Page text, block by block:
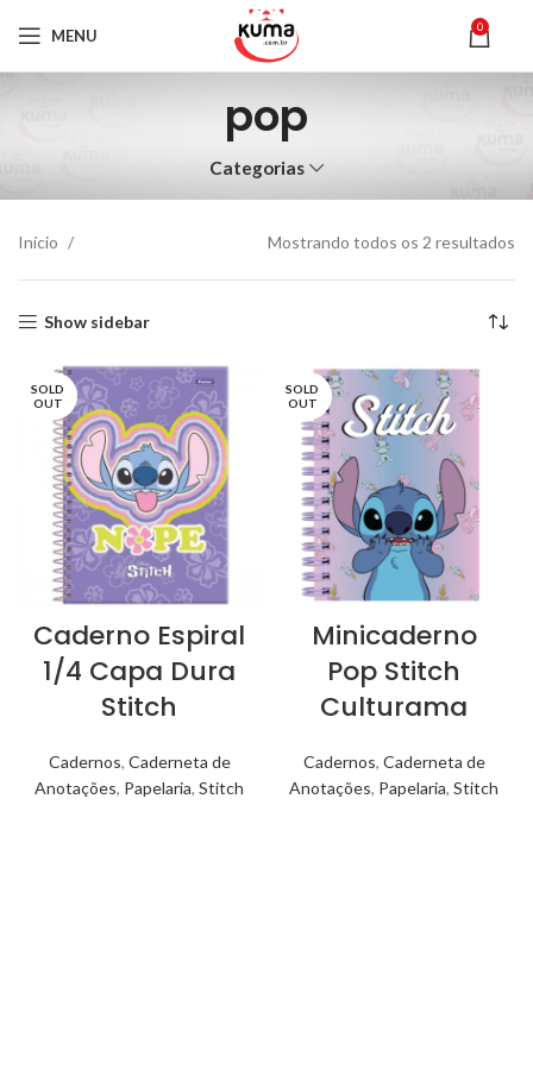
MENU 0
pop
Categorias
Início Mostrando todos os 2 resultados
Show sidebar
SOLD
OUT
Caderno Espiral
1/4 Capa Dura
Stitch
Cadernos, Caderneta de
Anotações, Papelaria, Stitch
SOLD
OUT
Minicaderno
Pop Stitch
Culturama
Cadernos, Caderneta de
Anotações, Papelaria, Stitch